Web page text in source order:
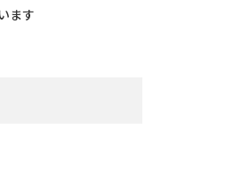
ます